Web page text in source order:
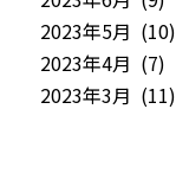
2023年5月 (10)
2023年4月 (7)
2023年3月 (11)